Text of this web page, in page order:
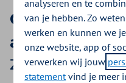
Cursus
Zilveren Kruis
analyseren en te
van je hebben. Zo
werken en kunnen we
onze website, app of
verwerken wij jouw
statementvind je meer